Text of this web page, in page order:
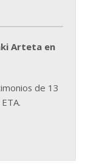
Arteta en
de 13